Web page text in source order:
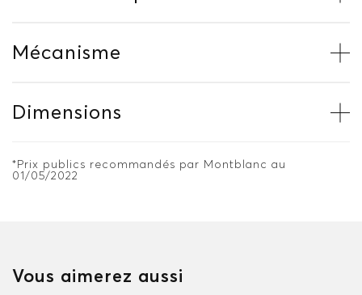
Mécanisme
Dimensions
*Prix publics recommandés par Montblanc au
01/05/2022
Vous aimerez aussi